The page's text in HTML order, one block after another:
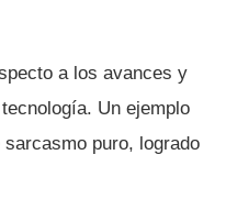
a los avances y
Un ejemplo
sarcasmo puro, logrado